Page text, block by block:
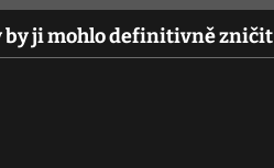
by ji mohlo definitivně zničit